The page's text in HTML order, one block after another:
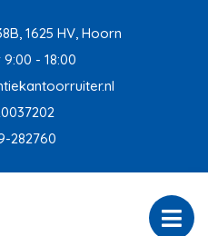
1625 HV, Hoorn
- 18:00
282760